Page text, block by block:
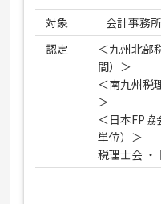
対象
会計事務
認定
＜九州北部
間）＞
＜南九州税
＞
＜日本FP協
単位）＞
税理士会 ・